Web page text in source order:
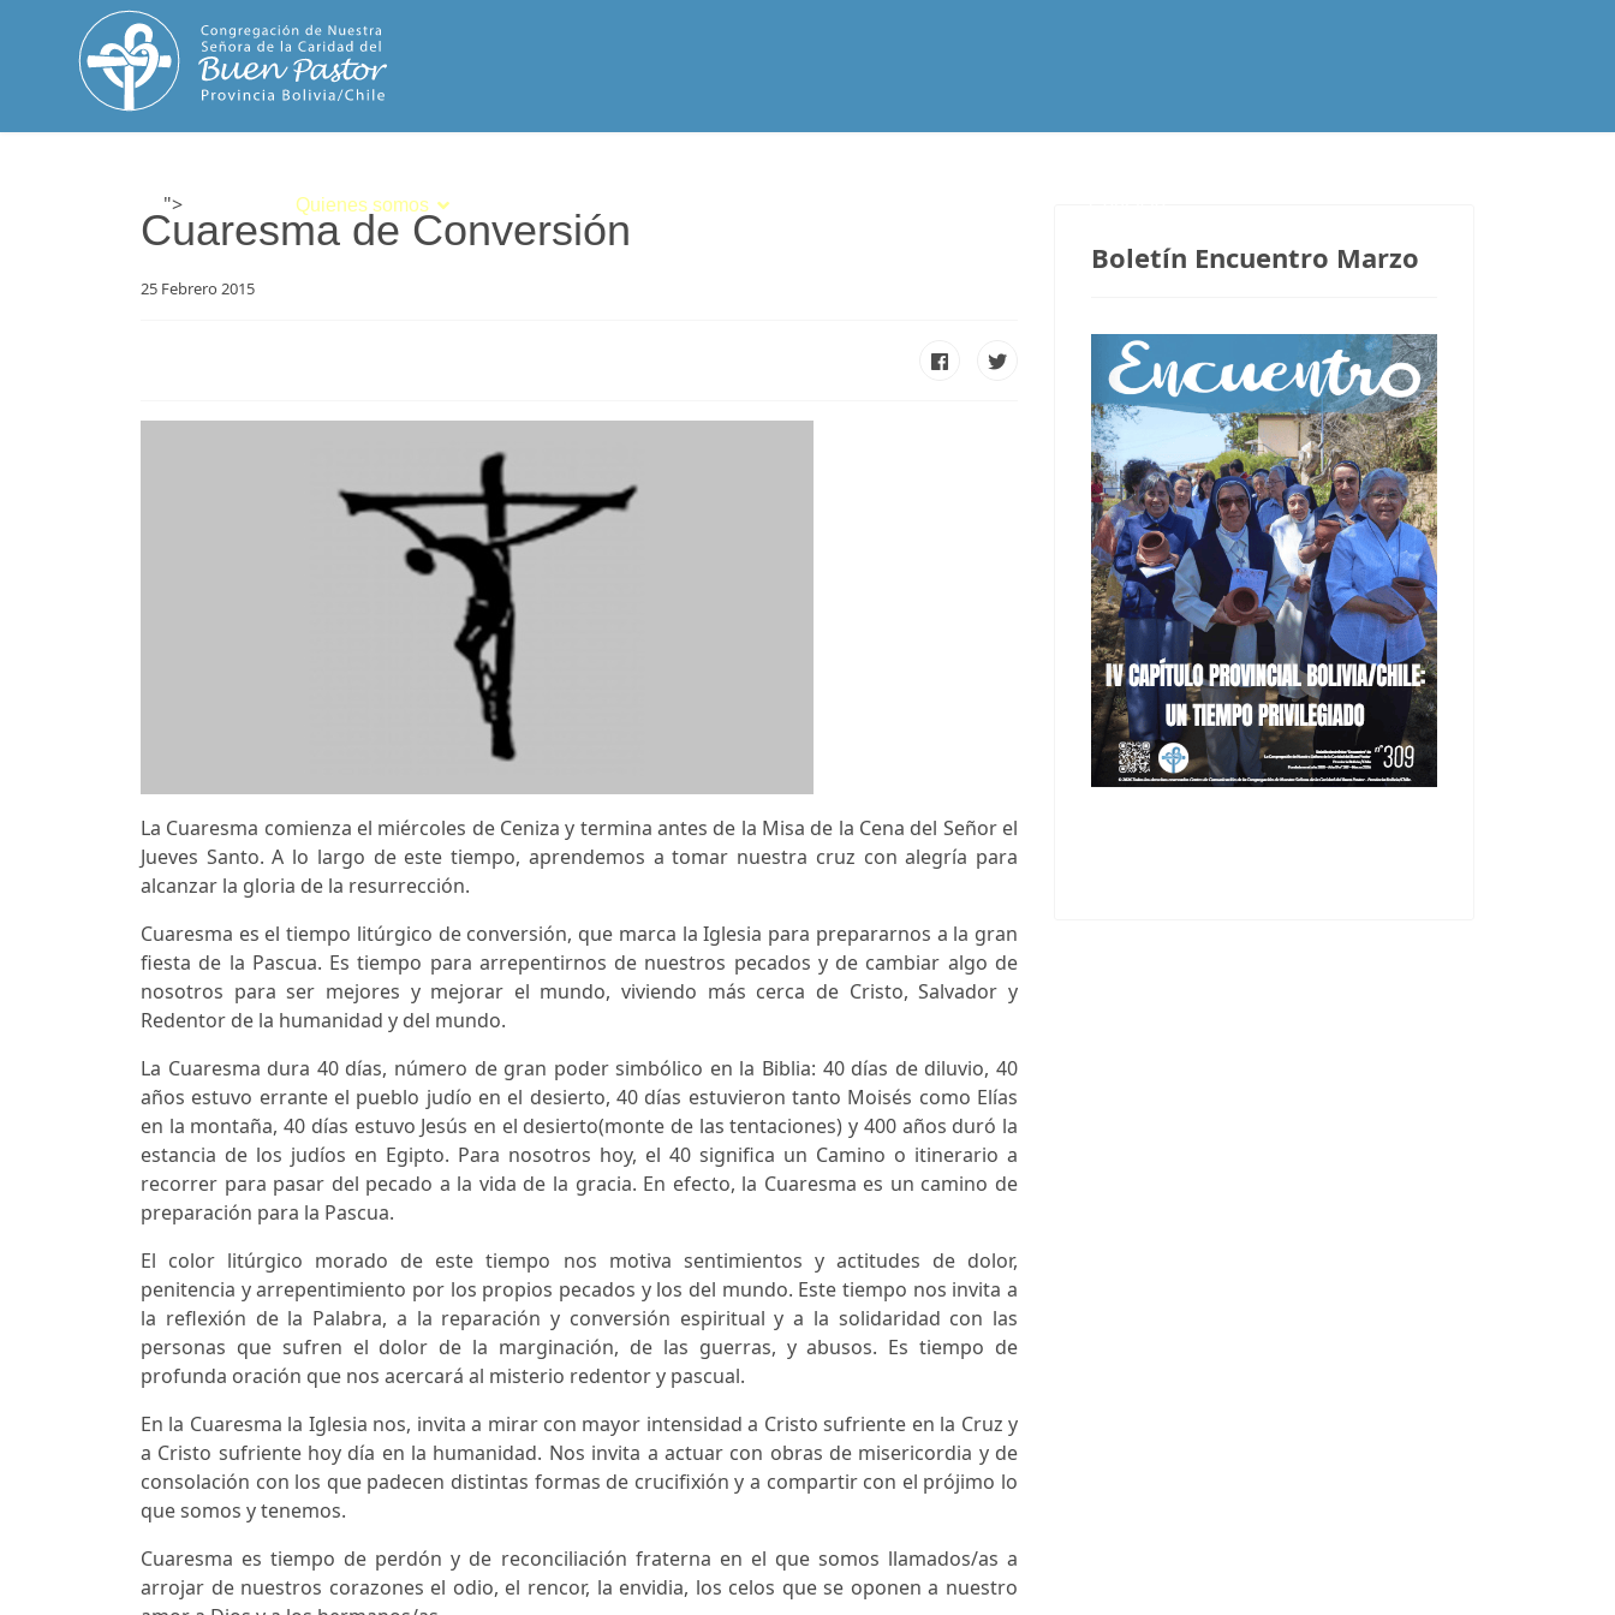
"> Quienes somos
Cuaresma de Conversión
25 Febrero 2015
La Cuaresma comienza el miércoles de Ceniza y termina antes de la Misa de la Cena del Señor el
Jueves Santo. A lo largo de este tiempo, aprendemos a tomar nuestra cruz con alegría para
alcanzar la gloria de la resurrección.
Cuaresma es el tiempo litúrgico de conversión, que marca la Iglesia para prepararnos a la gran
fiesta de la Pascua. Es tiempo para arrepentirnos de nuestros pecados y de cambiar algo de
nosotros para ser mejores y mejorar el mundo, viviendo más cerca de Cristo, Salvador y
Redentor de la humanidad y del mundo.
La Cuaresma dura 40 días, número de gran poder simbólico en la Biblia: 40 días de diluvio, 40
años estuvo errante el pueblo judío en el desierto, 40 días estuvieron tanto Moisés como Elías
en la montaña, 40 días estuvo Jesús en el desierto(monte de las tentaciones) y 400 años duró la
estancia de los judíos en Egipto. Para nosotros hoy, el 40 significa un Camino o itinerario a
recorrer para pasar del pecado a la vida de la gracia. En efecto, la Cuaresma es un camino de
preparación para la Pascua.
El color litúrgico morado de este tiempo nos motiva sentimientos y actitudes de dolor,
penitencia y arrepentimiento por los propios pecados y los del mundo. Este tiempo nos invita a
la reflexión de la Palabra, a la reparación y conversión espiritual y a la solidaridad con las
personas que sufren el dolor de la marginación, de las guerras, y abusos. Es tiempo de
profunda oración que nos acercará al misterio redentor y pascual.
En la Cuaresma la Iglesia nos, invita a mirar con mayor intensidad a Cristo sufriente en la Cruz y
a Cristo sufriente hoy día en la humanidad. Nos invita a actuar con obras de misericordia y de
consolación con los que padecen distintas formas de crucifixión y a compartir con el prójimo lo
que somos y tenemos.
Cuaresma es tiempo de perdón y de reconciliación fraterna en el que somos llamados/as a
arrojar de nuestros corazones el odio, el rencor, la envidia, los celos que se oponen a nuestro
Boletín Encuentro Marzo